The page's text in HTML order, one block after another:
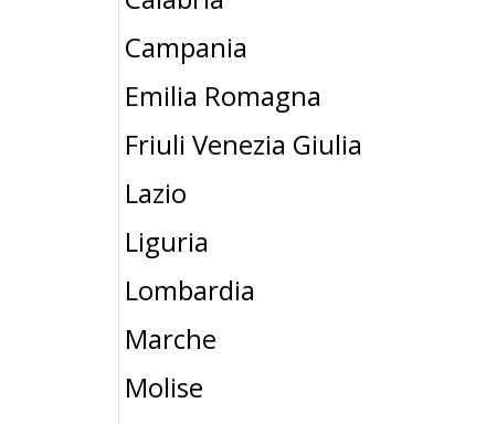
Campania
Emilia Romagna
Friuli Venezia Giulia
Lazio
Liguria
Lombardia
Marche
Molise